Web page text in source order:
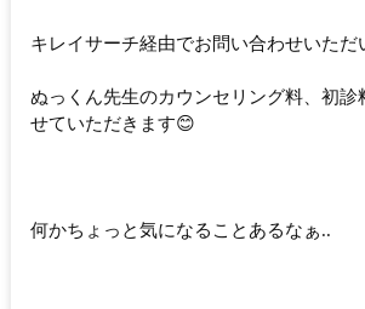
キレイサーチ経由でお問い合わせいただ
ぬっくん先生のカウンセリング料、初診
せていただきます😊
何かちょっと気になることあるなぁ..